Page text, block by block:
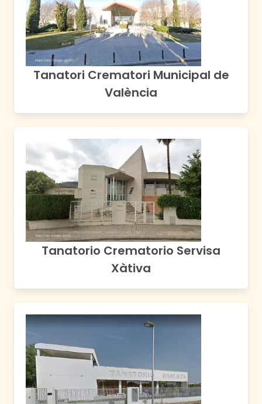
Tanatori Crematori Municipal de
València
Tanatorio Crematorio Servisa
Xàtiva